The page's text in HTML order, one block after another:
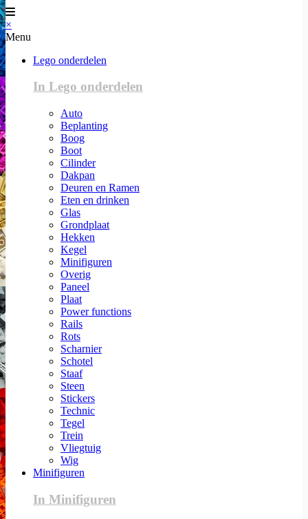
×
Menu
Lego onderdelen
In Lego onderdelen
Auto
Beplanting
Boog
Boot
Cilinder
Dakpan
Deuren en Ramen
Eten en drinken
Glas
Grondplaat
Hekken
Kegel
Minifiguren
Overig
Paneel
Plaat
Power functions
Rails
Rots
Scharnier
Schotel
Staaf
Steen
Stickers
Technic
Tegel
Trein
Vliegtuig
Wig
Minifiguren
In Minifiguren